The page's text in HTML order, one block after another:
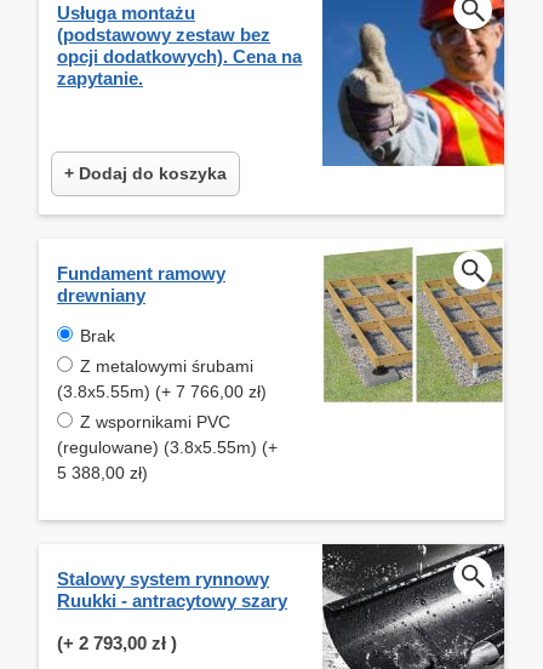
Usługa montażu
(podstawowy zestaw bez
opcji dodatkowych). Cena na
zapytanie.
+ Dodaj do koszyka
Fundament ramowy
drewniany
Brak
Z metalowymi śrubami
(3.8x5.55m) (+ 7 766,00 zł)
Z wspornikami PVC
(regulowane) (3.8x5.55m) (+
5 388,00 zł)
Stalowy system rynnowy
Ruukki - antracytowy szary
(+ 2 793,00 zł )